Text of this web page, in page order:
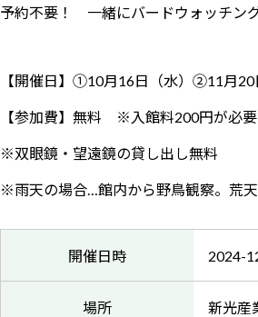
予約不要！ 一緒にバードウォッチン
【開催日】①10月16日（水）②11月
【参加費】無料 ※入館料200円が必要
※双眼鏡・望遠鏡の貸し出し無料
※雨天の場合…館内から野鳥観察。荒天
開催日時 2024-
場所 新光産